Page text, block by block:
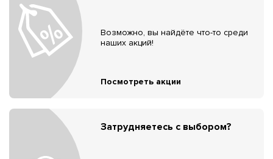
Возможно, вы найдёте что-то среди
наших акций!
Посмотреть акции
Затрудняетесь с выбором?